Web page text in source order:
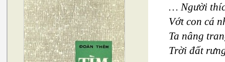
… Người
Vớt con cá
Ta nâng
Trời đất